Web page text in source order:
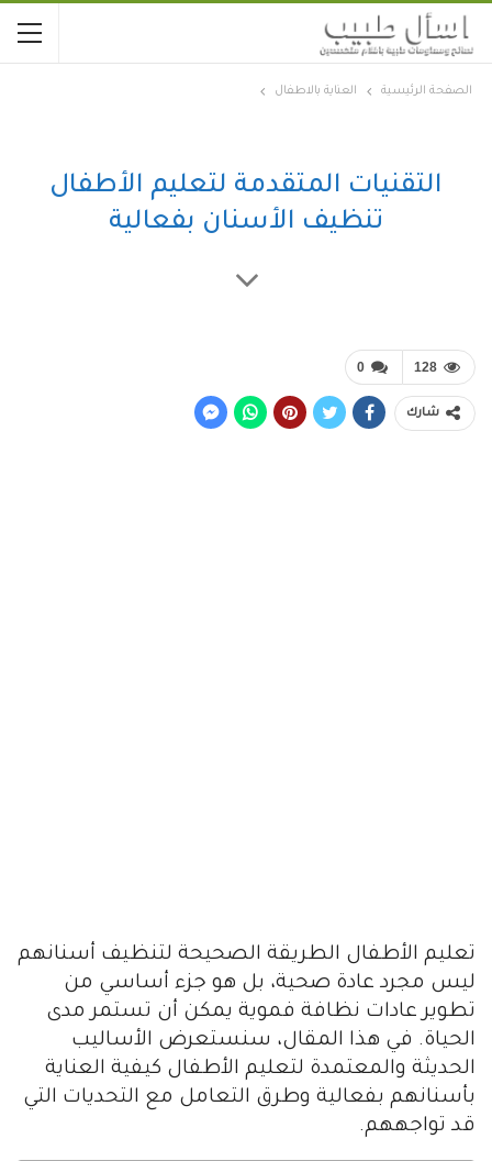
الصفحة الرئيسية العناية بالاطفال
التقنيات المتقدمة لتعليم الأطفال
تنظيف الأسنان بفعالية
0 128
شارك
تعليم الأطفال الطريقة الصحيحة لتنظيف أسنانهم
ليس مجرد عادة صحية، بل هو جزء أساسي من
تطوير عادات نظافة فموية يمكن أن تستمر مدى
الحياة. في هذا المقال، سنستعرض الأساليب
الحديثة والمعتمدة لتعليم الأطفال كيفية العناية
بأسنانهم بفعالية وطرق التعامل مع التحديات التي
قد تواجههم.